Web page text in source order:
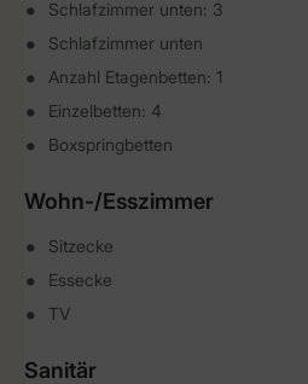
Schlafzimmer unten: 3
Schlafzimmer unten
Anzahl Etagenbetten: 1
Einzelbetten: 4
Boxspringbetten
Wohn-/Esszimmer
Sitzecke
Essecke
TV
Sanitär